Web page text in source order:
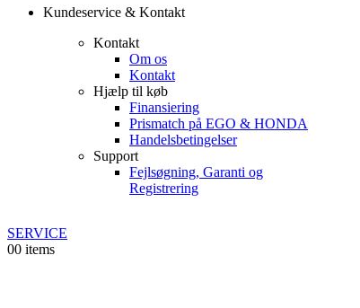
Kundeservice & Kontakt
Kontakt
Om os
Kontakt
Hjælp til køb
Finansiering
Prismatch på EGO & HONDA
Handelsbetingelser
Support
Fejlsøgning, Garanti og
Registrering
SERVICE
00 items